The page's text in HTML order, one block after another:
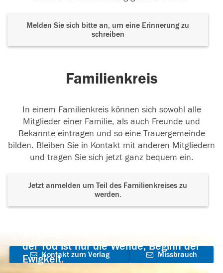
Melden Sie sich bitte an, um eine Erinnerung zu
schreiben
Familienkreis
In einem Familienkreis können sich sowohl alle
Mitglieder einer Familie, als auch Freunde und
Bekannte eintragen und so eine Trauergemeinde
bilden. Bleiben Sie in Kontakt mit anderen Mitgliedern
und tragen Sie sich jetzt ganz bequem ein.
Jetzt anmelden um Teil des Familienkreises zu
werden.
der Tod ist nur die Wende, Beginn der
Ewigkeit.
Kontakt zum Verlag
Missbrauch